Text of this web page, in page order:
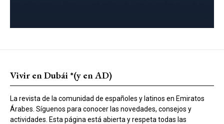
Vivir en Dubái *(y en AD)
La revista de la comunidad de españoles y latinos en Emiratos
Árabes. Síguenos para conocer las novedades, consejos y
actividades. Esta página está abierta y respeta todas las